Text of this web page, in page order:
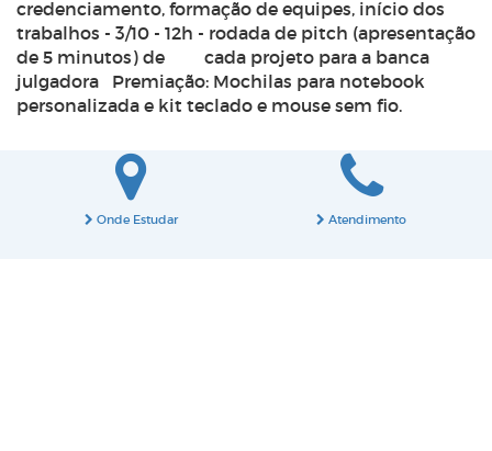
credenciamento, formação de equipes, início dos
trabalhos - 3/10 - 12h - rodada de pitch (apresentação
de 5 minutos) de cada projeto para a banca
julgadora
Premiação: Mochilas para notebook
personalizada e kit teclado e mouse sem fio.
Onde Estudar Atendimento